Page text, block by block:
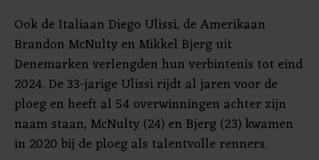
Ook de Italiaan Diego Ulissi, de Amerikaan
Brandon McNulty en Mikkel Bjerg uit
Denemarken verlengden hun verbintenis tot eind
2024. De 33-jarige Ulissi rijdt al jaren voor de
ploeg en heeft al 54 overwinningen achter zijn
naam staan, McNulty (24) en Bjerg (23) kwamen
in 2020 bij de ploeg als talentvolle renners.